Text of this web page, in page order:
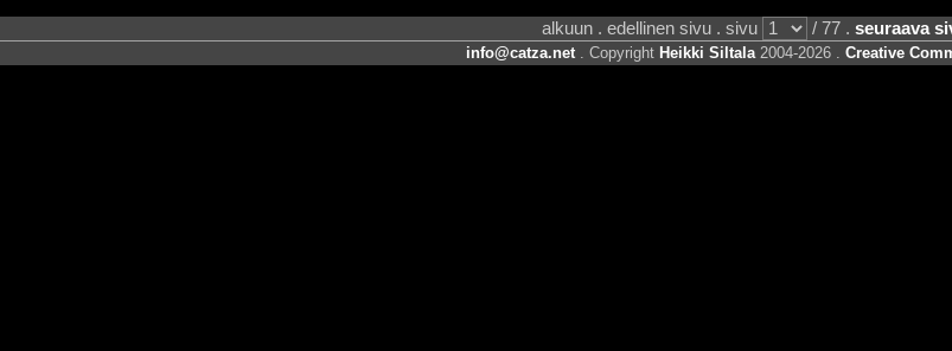
alkuun . edellinen sivu . sivu / 77 . seuraava
info@catza.net. Copyright Heikki Siltala2004-2026 . Creative